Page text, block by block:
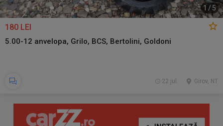
1 / 5
180 LEI
5.00-12 anvelopa, Grilo, BCS, Bertolini, Goldoni
Girov, NT
22 jul.